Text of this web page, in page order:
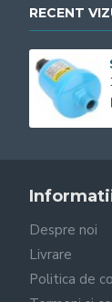
RECENT
Despre noi
Livrare
Politica de